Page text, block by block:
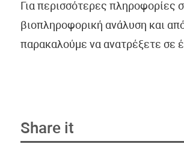
Για περισσότερες πληροφορίες
βιοπληροφορική ανάλυση και
παρακαλούμε να ανατρέξετε σε
Share it